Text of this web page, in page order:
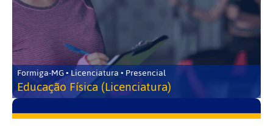
Formiga-MG • Licenciatura • Presencial
Educação Física (Licenciatura)